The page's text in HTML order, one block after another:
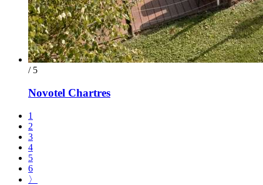
/ 5
Novotel Chartres
1
2
3
4
5
6
〉